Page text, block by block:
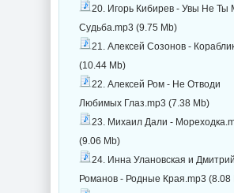
20. Игорь Кибирев - Увы Не Ты
Судьба.mp3 (9.75 Mb)
21. Алексей Созонов -
(10.44 Mb)
22. Алексей Ром - Не Отводи
Любимых Глаз.mp3 (7.38 Mb)
23. Михаил Дали -
(9.06 Mb)
24. Инна Улановская и Дмитрий
Романов - Родные Края.mp3 (8.08